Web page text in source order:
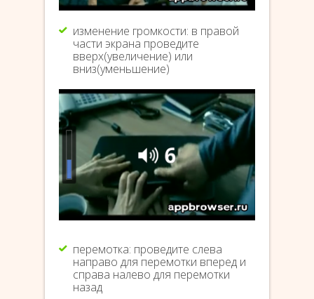
изменение громкости: в правой
части экрана проведите
вверх(увеличение) или
вниз(уменьшение)
перемотка: проведите слева
направо для перемотки вперед и
справа налево для перемотки
назад